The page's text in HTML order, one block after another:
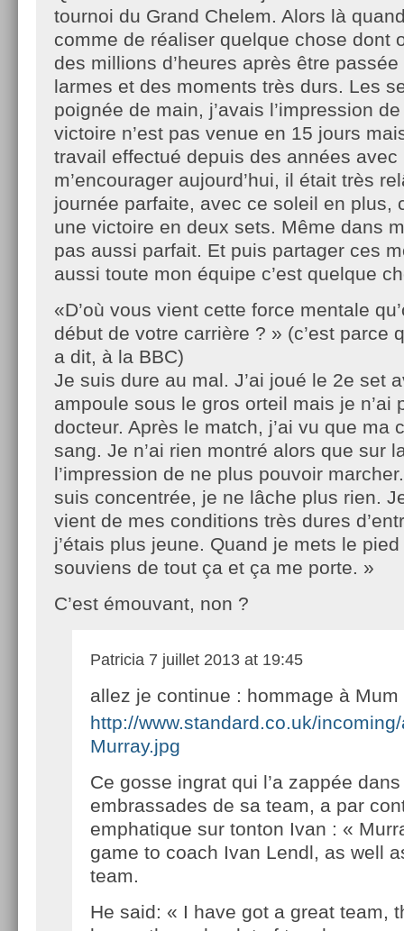
tournoi du Grand Chelem. Alors là
comme de réaliser quelque chose dont
des millions d’heures après être
larmes et des moments très durs. Les
poignée de main, j’avais l’impression
victoire n’est pas venue en 15 jours
travail effectué depuis des années
m’encourager aujourd’hui, il était très
journée parfaite, avec ce soleil en plus,
une victoire en deux sets. Même dans
pas aussi parfait. Et puis partager ces
aussi toute mon équipe c’est quelque
«D’où vous vient cette force mentale
début de votre carrière ? » (c’est parce
a dit, à la BBC)
Je suis dure au mal. J’ai joué le 2e set
ampoule sous le gros orteil mais je n’ai
docteur. Après le match, j’ai vu que ma
sang. Je n’ai rien montré alors que sur
l’impression de ne plus pouvoir
suis concentrée, je ne lâche plus rien.
vient de mes conditions très dures
j’étais plus jeune. Quand je mets le
souviens de tout ça et ça me porte. »
C’est émouvant, non ?
Patricia 7 juillet 2013 at 19:45
allez je continue : hommage à Mum
http://www.standard.co.uk/
Murray.jpg
Ce gosse ingrat qui l’a zappée
embrassades de sa team, a par
emphatique sur tonton Ivan : «
game to coach Ivan Lendl, as well
team.
He said: « I have got a great team,